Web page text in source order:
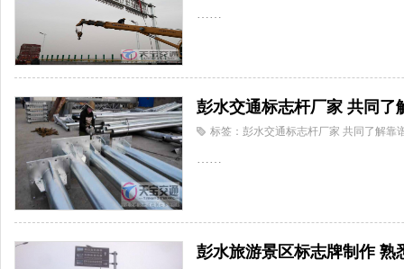
……
彭水交通标志杆厂家 共同了
标签：彭水交通标志杆厂家 共同了解靠
……
彭水旅游景区标志牌制作 熟